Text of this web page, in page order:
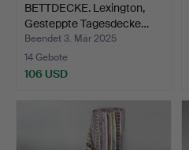
BETTDECKE. Lexington,
Gesteppte Tagesdecke…
Beendet 3. Mär 2025
14 Gebote
106 USD